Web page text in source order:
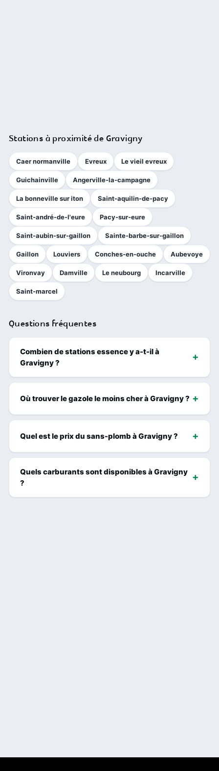
Stations à proximité de Gravigny
Caer normanville Evreux Le vieil evreux
Guichainville Angerville-la-campagne
La bonneville sur iton Saint-aquilin-de-pacy
Saint-andré-de-l'eure Pacy-sur-eure
Saint-aubin-sur-gaillon Sainte-barbe-sur-gaillon
Gaillon Louviers Conches-en-ouche Aubevoye
Vironvay Damville Le neubourg Incarville
Saint-marcel
Questions fréquentes
Combien de stations essence y a-t-il à
Gravigny ?
Où trouver le gazole le moins cher à Gravigny ?
Quel est le prix du sans-plomb à Gravigny ?
Quels carburants sont disponibles à Gravigny
?